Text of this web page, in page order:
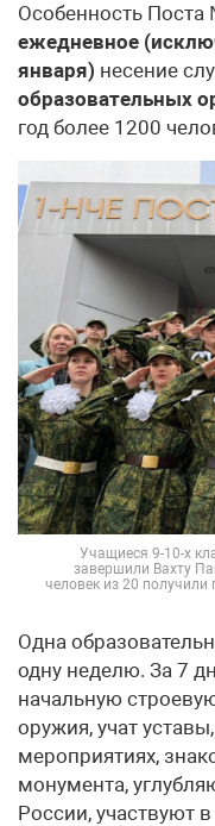
Особенность
ежедневное
января) несение
образовательных
год более 1200
Учащиеся 9-10-х
завершили Вахту
человек из 20
Одна
одну неделю. За 7
начальную
оружия, учат
мероприятиях,
монумента,
России, участвуют